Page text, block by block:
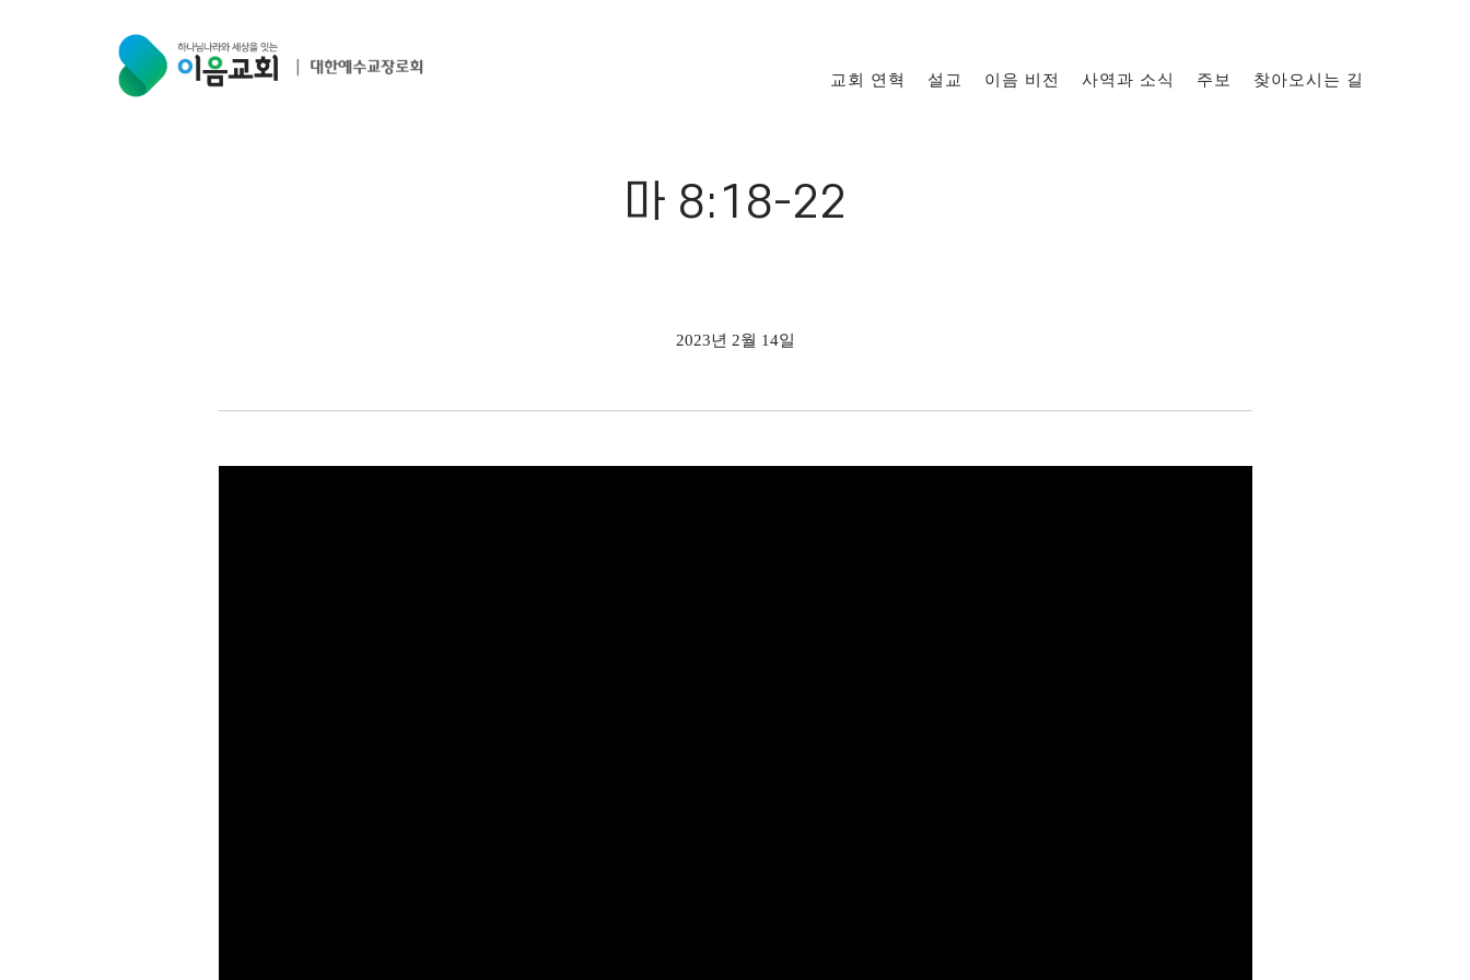
교회 연혁 설교 이음 비전 사역과 소식 주보 찾아오시는 길
마 8:18-22
2023년 2월 14일